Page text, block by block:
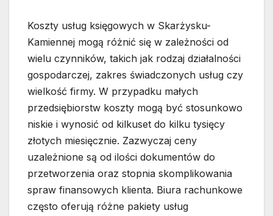
Koszty usług księgowych w Skarżysku-
Kamiennej mogą różnić się w zależności od
wielu czynników, takich jak rodzaj działalności
gospodarczej, zakres świadczonych usług czy
wielkość firmy. W przypadku małych
przedsiębiorstw koszty mogą być stosunkowo
niskie i wynosić od kilkuset do kilku tysięcy
złotych miesięcznie. Zazwyczaj ceny
uzależnione są od ilości dokumentów do
przetworzenia oraz stopnia skomplikowania
spraw finansowych klienta. Biura rachunkowe
często oferują różne pakiety usług